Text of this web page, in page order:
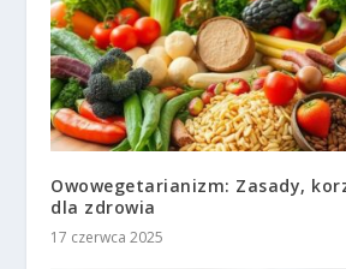
Owowegetarianizm: Zasady,
dla zdrowia
17 czerwca 2025